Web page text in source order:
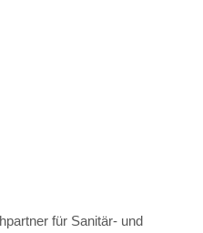
für Sanitär- und